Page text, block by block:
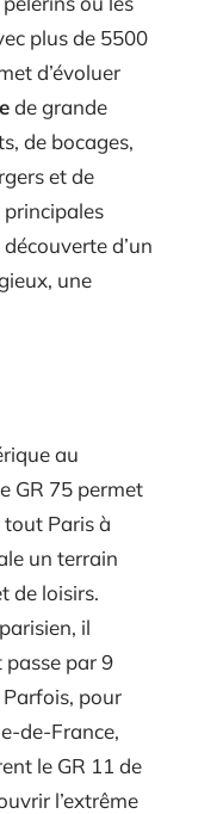
plus de 5500
d’évoluer
de grande
de bocages,
et de
d’un
une
au
GR 75 permet
tout Paris à
un terrain
de loisirs.
il
passe par 9
pour
de-France,
le GR 11 de
l’extrême